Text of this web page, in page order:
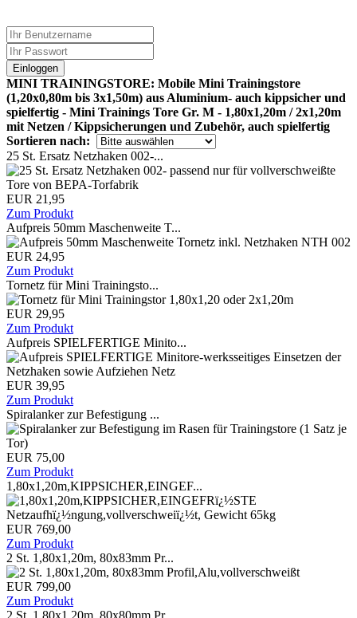
Einloggen
MINI TRAININGSTORE: Mobile Mini Trainingstore
(1,20x0,80m bis 3x1,50m) aus Aluminium- auch kippsicher und
spielfertig - Mini Trainings Tore Gr. M - 1,80x1,20m / 2x1,20m
mit Netzen / Kippsicherungen und Zubehör, auch spielfertig
Sortieren nach:
25 St. Ersatz Netzhaken 002-...
EUR 21,95
Zum Produkt
Aufpreis 50mm Maschenweite T...
EUR 24,95
Zum Produkt
Tornetz für Mini Trainingsto...
EUR 29,95
Zum Produkt
Aufpreis SPIELFERTIGE Minito...
EUR 39,95
Zum Produkt
Spiralanker zur Befestigung ...
EUR 75,00
Zum Produkt
1,80x1,20m,KIPPSICHER,EINGEF...
EUR 769,00
Zum Produkt
2 St. 1,80x1,20m, 80x83mm Pr...
EUR 799,00
Zum Produkt
2 St. 1,80x1,20m, 80x80mm Pr...